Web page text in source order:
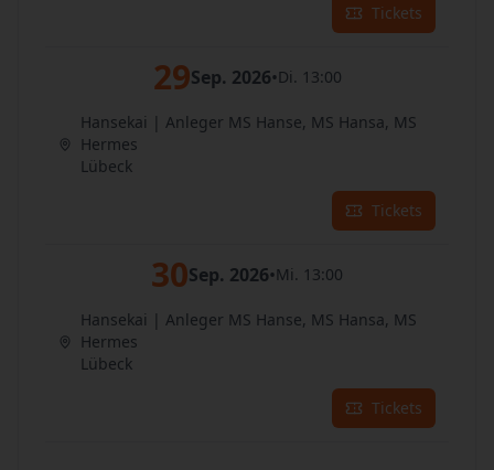
Tickets
29Sep. 2026•Di. 13:00
Hansekai | Anleger MS Hanse, MS Hansa, MS
Hermes
Lübeck
Tickets
30Sep. 2026•Mi. 13:00
Hansekai | Anleger MS Hanse, MS Hansa, MS
Hermes
Lübeck
Tickets